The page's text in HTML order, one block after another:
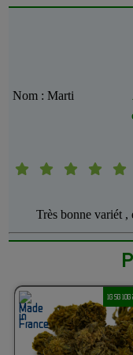
Nom : Marti
Très bonne variét ,
1G 5G